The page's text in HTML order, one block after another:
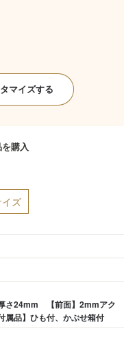
マイズする
購入
ズ
さ24mm 【前面】2mmアク
品】ひも付、かぶせ箱付